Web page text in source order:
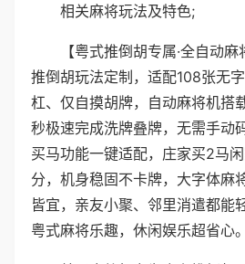
相关麻将玩法及特色;
【粤式推倒胡专属·全自动
推倒胡玩法定制，适配108张无
杠、仅自摸胡牌，自动麻将机搭
秒极速完成洗牌叠牌，无需手动
买马功能一键适配，庄家买2马
分，机身稳固不卡牌，大字体麻
皆宜，亲友小聚、邻里消遣都能
粤式麻将乐趣，休闲娱乐超省心。